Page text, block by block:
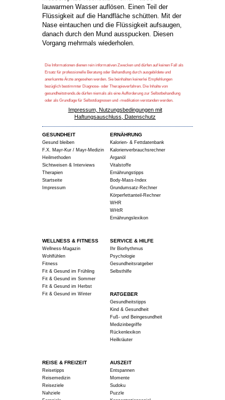
lauwarmen Wasser auflösen. Einen Teil der
Flüssigkeit auf die Handfläche schütten. Mit der
Nase eintauchen und die Flüssigkeit aufsaugen,
danach durch den Mund ausspucken. Diesen
Vorgang mehrmals wiederholen.
Die Informationen dienen rein informativen Zwecken und dürfen auf keinen Fall als
Ersatz für professionelle Beratung oder Behandlung durch ausgebildete und
anerkannte Ärzte angesehen werden. Sie beinhalten keinerlei Empfehlungen
bezüglich bestimmter Diagnose- oder Therapieverfahren. Die Inhalte von
gesundheitstrends.de dürfen niemals als eine Aufforderung zur Selbstbehandlung
oder als Grundlage für Selbstdiagnosen und -medikation verstanden werden.
Impressum, Nutzungsbedingungen mit
Haftungsauschluss, Datenschutz
GESUNDHEIT
Gesund bleiben
F.X. Mayr-Kur / Mayr-Medizin
Heilmethoden
Sichtweisen & Interviews
Therapien
Startseite
Impressum
ERNÄHRUNG
Kalorien- & Fettdatenbank
Kalorienverbrauchsrechner
Arganöl
Vitalstoffe
Ernährungstipps
Body-Mass-Index
Grundumsatz-Rechner
Körperfettanteil-Rechner
WHR
WHtR
Ernährungslexikon
WELLNESS & FITNESS
Wellness-Magazin
Wohlfühlen
Fitness
Fit & Gesund im Frühling
Fit & Gesund im Sommer
Fit & Gesund im Herbst
Fit & Gesund im Winter
SERVICE & HILFE
Ihr Biorhythmus
Psychologie
Gesundheitsratgeber
Selbsthilfe
RATGEBER
Gesundheitstipps
Kind & Gesundheit
Fuß- und Beingesundheit
Medizinbegriffe
Rückenlexikon
Heilkräuter
REISE & FREIZEIT
Reisetipps
Reisemedizin
Reiseziele
Nahziele
AUSZEIT
Entspannen
Momente
Sudoku
Puzzle